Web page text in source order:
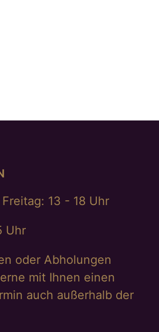
13 - 18 Uhr
Uhr
oder Abholungen
mit Ihnen einen
auch außerhalb der